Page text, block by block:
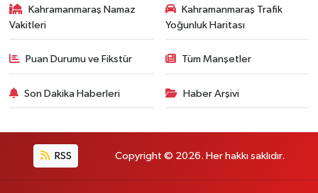
Kahramanmaraş Namaz
Vakitleri
Kahramanmaraş Trafik
Yoğunluk Haritası
Puan Durumu ve Fikstür Tüm Manşetler
Son Dakika Haberleri Haber Arşivi
RSS Copyright © 2026. Her hakkı saklıdır.